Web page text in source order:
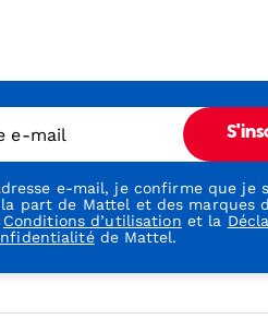
e-mail
e-mail, je confirme que je
part de Mattel et des marques
Conditions d’utilisation et la
de Mattel.